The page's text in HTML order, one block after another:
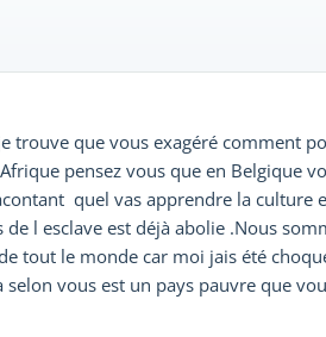
trouve que vous exagéré comment
pensez vous que en Belgique
quel vas apprendre la culture
l esclave est déjà abolie .Nous
tout le monde car moi jais été
vous est un pays pauvre que